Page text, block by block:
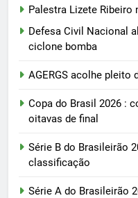
Palestra Lizete Ribeiro
Defesa Civil Nacional
ciclone bomba
AGERGS acolhe pleito
Copa do Brasil 2026 :
oitavas de final
Série B do Brasileirão
classificação
Série A do Brasileirão